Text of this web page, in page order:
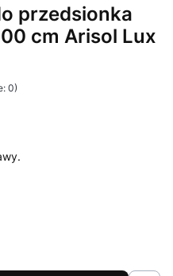
przedsionka
cm Arisol Lux
0)